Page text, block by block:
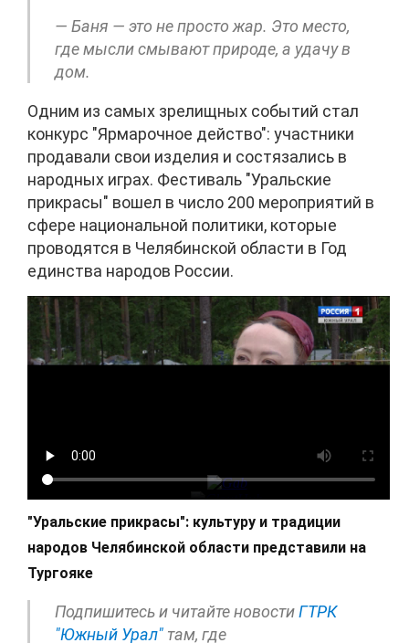
— Баня — это не просто жар. Это место,
где мысли смывают природе, а удачу в
дом.
Одним из самых зрелищных событий стал
конкурс "Ярмарочное действо": участники
продавали свои изделия и состязались в
народных играх. Фестиваль "Уральские
прикрасы" вошел в число 200 мероприятий в
сфере национальной политики, которые
проводятся в Челябинской области в Год
единства народов России.
"Уральские прикрасы": культуру и традиции
народов Челябинской области представили на
Тургояке
Подпишитесь и читайте новостиГТРК
"Южный Урал" там, где